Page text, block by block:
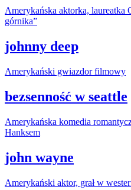
Amerykańska aktorka, laureatka
górnika”
johnny deep
Amerykański gwiazdor filmowy
bezsenność w seattle
Amerykańska komedia
Hanksem
john wayne
Amerykański aktor, grał w